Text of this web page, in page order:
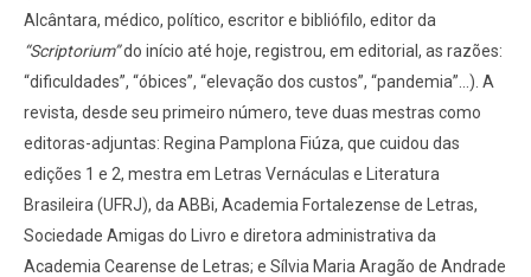
Alcântara, médico, político, escritor e bibliófilo, editor da
“Scriptorium”do início até hoje, registrou, em editorial, as razões:
“dificuldades”, “óbices”, “elevação dos custos”, “pandemia”...). A
revista, desde seu primeiro número, teve duas mestras como
editoras-adjuntas: Regina Pamplona Fiúza, que cuidou das
edições 1 e 2, mestra em Letras Vernáculas e Literatura
Brasileira (UFRJ), da ABBi, Academia Fortalezense de Letras,
Sociedade Amigas do Livro e diretora administrativa da
Academia Cearense de Letras; e Sílvia Maria Aragão de Andrade